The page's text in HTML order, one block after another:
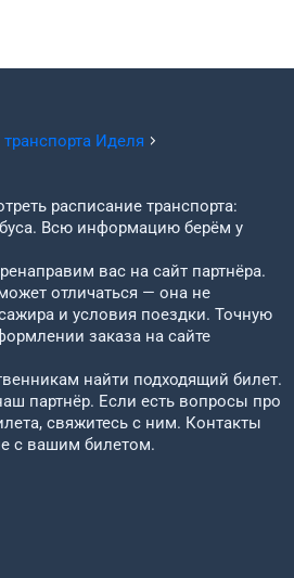
Иделя
расписание транспорта:
Всю информацию берём у
вас на сайт партнёра.
отличаться — она не
и условия поездки. Точную
заказа на сайте
найти подходящий билет.
партнёр. Если есть вопросы про
свяжитесь с ним. Контакты
с вашим билетом.